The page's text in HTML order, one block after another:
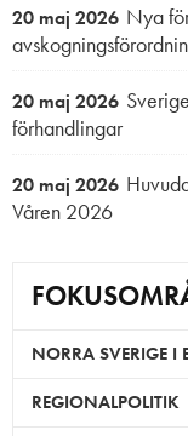
20 maj 2026 Nya
20 maj 2026
förhandlingar
20 maj 2026
Våren 2026
NORRA SVERIGE I
REGIONALPOLITIK